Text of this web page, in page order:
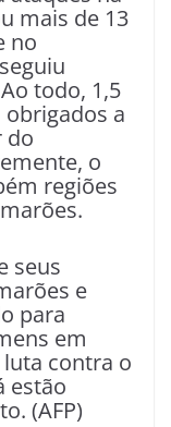
mais de 13
no
todo, 1,5
a
do
o
regiões
seus
e
para
em
contra o
estão
(AFP)